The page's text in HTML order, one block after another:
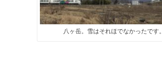
八ヶ岳。雪はそれほでなかったです。